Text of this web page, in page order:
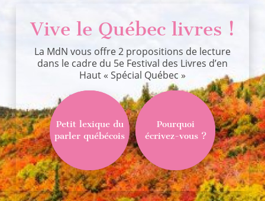
Vive le Québec livres !
La MdN vous offre 2 propositions de lecture
dans le cadre du 5e Festival des Livres d’en
Haut « Spécial Québec »
Petit lexique du
parler québécois
Pourquoi
écrivez-vous ?